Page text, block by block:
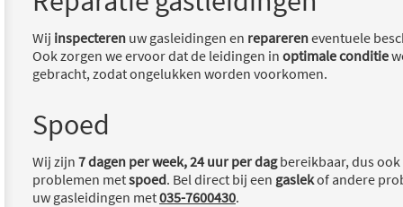
Wij inspecteren uw gasleidingen en reparereneventuele
Ook zorgen we ervoor dat de leidingen in optimale conditie
gebracht, zodat ongelukken worden voorkomen.
Spoed
Wij zijn 7 dagen per week, 24 uur per dagbereikbaar, dus
problemen metspoed. Bel direct bij een gaslekof andere
uw gasleidingen met035-7600430.